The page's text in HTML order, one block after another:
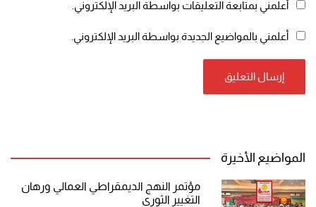
أعلمني بمتابعة التعليقات بواسطة البريد الإلكتروني.
أعلمني بالمواضيع الجديدة بواسطة البريد الإلكتروني.
المواضيع الأخيرة
مؤتمر النهج الديمقراطي العمالي ورهان
التغيير الثوري